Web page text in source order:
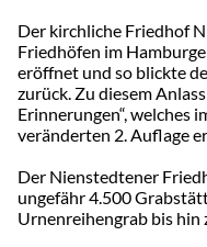
Der kirchliche Friedhof
Friedhöfen im
eröffnet und so blickte
zurück. Zu diesem
Erinnerungen“, welches
veränderten 2. Auflage
Der Nienstedtener
ungefähr 4.500
Urnenreihengrab bis hin